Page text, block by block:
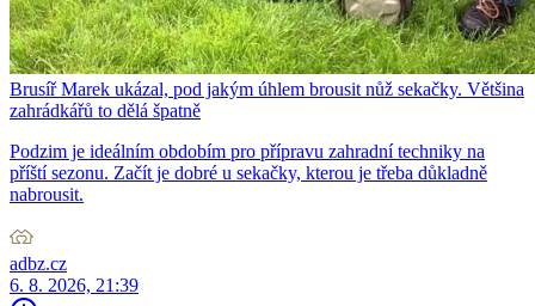
Brusíř Marek ukázal, pod jakým úhlem brousit nůž sekačky. Většina
zahrádkářů to dělá špatně
Podzim je ideálním obdobím pro přípravu zahradní techniky na
příští sezonu. Začít je dobré u sekačky, kterou je třeba důkladně
nabrousit.
adbz.cz
6. 8. 2026, 21:39